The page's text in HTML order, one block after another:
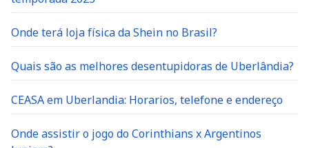
Onde terá loja física da Shein no Brasil?
Quais são as melhores desentupidoras de Uberlândia?
CEASA em Uberlandia: Horarios, telefone e endereço
Onde assistir o jogo do Corinthians x Argentinos
Juniors?